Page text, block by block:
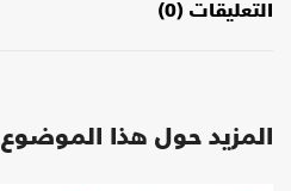
التعليقات (0)
المزيد حول هذا الموضوع